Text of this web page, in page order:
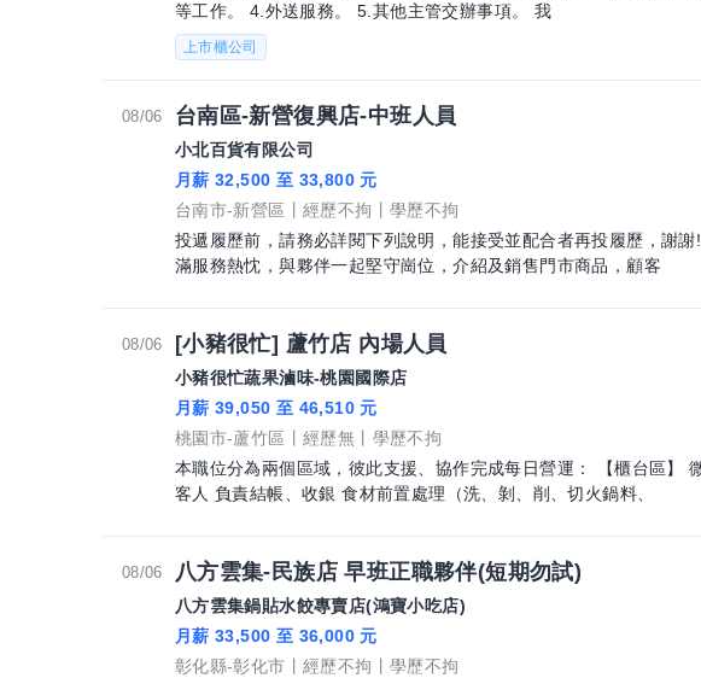
等工作。 4.外送服務。 5.其他主管交辦事項。 我
上市櫃公司
08/06 台南區-新營復興店-中班人員
小北百貨有限公司
月薪 32,500 至 33,800 元
台南市-新營區
經歷不拘
學歷不拘
投遞履歷前，請務必詳閱下列說明，能接受並配合者再投履歷，謝謝! 【門市日常】 ★充
滿服務熱忱，與夥伴一起堅守崗位，介紹及銷售門市商品，顧客
08/06 [小豬很忙] 蘆竹店 內場人員
小豬很忙蔬果滷味-桃園國際店
月薪 39,050 至 46,510 元
桃園市-蘆竹區
經歷無
學歷不拘
本職位分為兩個區域，彼此支援、協作完成每日營運： 【櫃台區】 微笑服務，親切面對
客人 負責結帳、收銀 食材前置處理（洗、剝、削、切火鍋料、
08/06 八方雲集-民族店 早班正職夥伴(短期勿試)
八方雲集鍋貼水餃專賣店(鴻寶小吃店)
月薪 33,500 至 36,000 元
彰化縣-彰化市
經歷不拘
學歷不拘